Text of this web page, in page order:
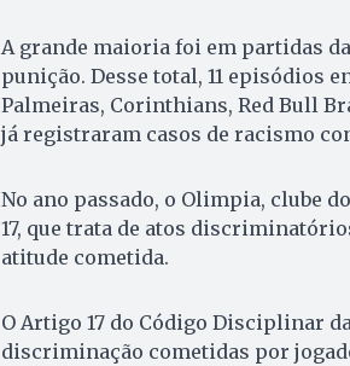
A grande maioria foi em partidas
punição. Desse total, 11 episódios
Palmeiras, Corinthians, Red Bull
já registraram casos de racismo
No ano passado, o Olimpia, clube
17, que trata de atos
atitude cometida.
O Artigo 17 do Código Disciplinar
discriminação cometidas por